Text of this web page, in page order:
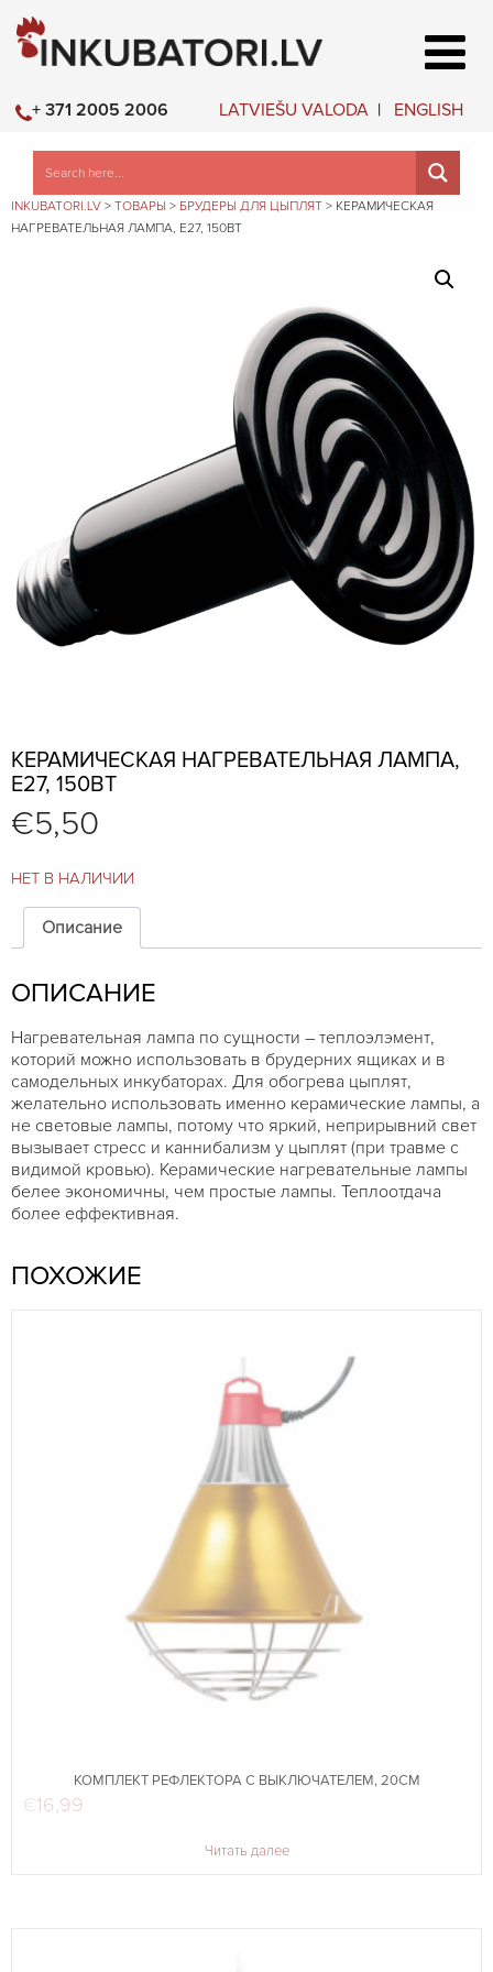
LATVIEŠU VALODA ENGLISH
+ 371 2005 2006
INKUBATORI.LV > ТОВАРЫ > БРУДЕРЫ ДЛЯ ЦЫПЛЯТ > КЕРАМИЧЕСКАЯ
НАГРЕВАТЕЛЬНАЯ ЛАМПА, E27, 150ВТ
КЕРАМИЧЕСКАЯ НАГРЕВАТЕЛЬНАЯ ЛАМПА,
E27, 150ВТ
€5,50
НЕТ В НАЛИЧИИ
Описание
ОПИСАНИЕ
Нагревательная лампа по сущности – теплоэлэмент,
которий можно использовать в брудерних ящиках и в
самодельных инкубаторax. Для обогрева цыплят,
желательно использовать именно керамические лампы, а
не световые лампы, потому что яркий, неприрывний свет
вызывает стресс и каннибализм у цыплят (при травме с
видимой кровью). Керамические нагревательные лампы
белее экономичны, чем простые лампы. Теплоотдача
более еффективная.
ПОХОЖИЕ
КОМПЛЕКТ РЕФЛЕКТОРА С ВЫКЛЮЧАТЕЛЕМ, 20СМ
€16,99
Читать далее